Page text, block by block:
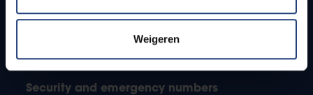
Weigeren
Teachers and secondary schools
Working students
Security and emergency numbers